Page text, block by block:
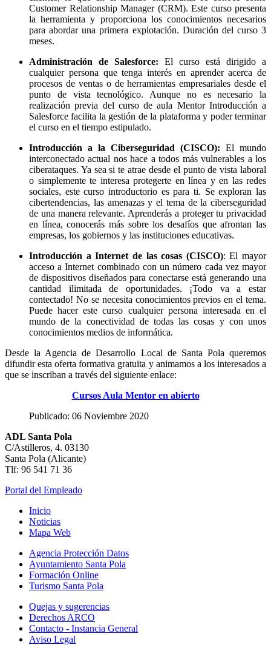
Customer Relationship Manager (CRM). Este curso presenta
la herramienta y proporciona los conocimientos necesarios
para abordar una primera explotación. Duración del curso 3
meses.
Administración de Salesforce: El curso está dirigido a
cualquier persona que tenga interés en aprender acerca de
procesos de ventas o de herramientas empresariales desde el
punto de vista tecnológico. Aunque no es necesario la
realización previa del curso de aula Mentor Introducción a
Salesforce facilita la gestión de la plataforma y poder terminar
el curso en el tiempo estipulado.
Introducción a la Ciberseguridad (CISCO): El mundo
interconectado actual nos hace a todos más vulnerables a los
ciberataques. Ya sea si te atrae desde el punto de vista laboral
o simplemente te interesa protegerte en línea y en las redes
sociales, este curso introductorio es para ti. Se exploran las
cibertendencias, las amenazas y el tema de la ciberseguridad
de una manera relevante. Aprenderás a proteger tu privacidad
en línea, conocerás más sobre los desafíos que afrontan las
empresas, los gobiernos y las instituciones educativas.
Introducción a Internet de las cosas (CISCO): El mayor
acceso a Internet combinado con un número cada vez mayor
de dispositivos diseñados para conectarse está generando una
cantidad ilimitada de oportunidades. ¡Todo va a estar
contectado! No se necesita conocimientos previos en el tema.
Puede hacer este curso cualquier persona interesada en el
mundo de la conectividad de todas las cosas y con unos
conocimientos medios de informática.
Desde la Agencia de Desarrollo Local de Santa Pola queremos
difundir esta oferta formativa gratuita y animamos a los interesados a
que se inscriban a través del siguiente enlace:
Cursos Aula Mentor en abierto
Publicado: 06 Noviembre 2020
ADL Santa Pola
C/Astilleros, 4. 03130
Santa Pola (Alicante)
Tlf: 96 541 71 36
Portal del Empleado
Inicio
Noticias
Mapa Web
Agencia Protección Datos
Ayuntamiento Santa Pola
Formación Online
Turismo Santa Pola
Quejas y sugerencias
Derechos ARCO
Contacto - Instancia General
Aviso Legal